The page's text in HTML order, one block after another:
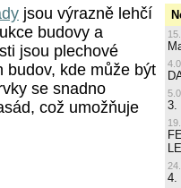
jsou výrazně lehčí
budovy a
jsou plechové
budov, kde může být
se snadno
což umožňuje
3.
4.